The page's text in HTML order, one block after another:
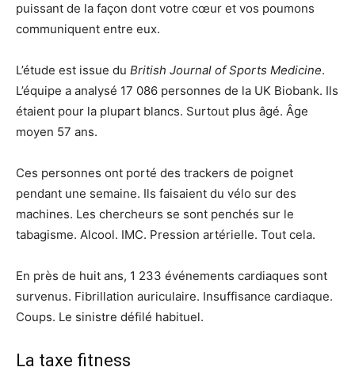
puissant de la façon dont votre cœur et vos poumons
communiquent entre eux.
L’étude est issue du British Journal of Sports Medicine.
L’équipe a analysé 17 086 personnes de la UK Biobank. Ils
étaient pour la plupart blancs. Surtout plus âgé. Âge
moyen 57 ans.
Ces personnes ont porté des trackers de poignet
pendant une semaine. Ils faisaient du vélo sur des
machines. Les chercheurs se sont penchés sur le
tabagisme. Alcool. IMC. Pression artérielle. Tout cela.
En près de huit ans, 1 233 événements cardiaques sont
survenus. Fibrillation auriculaire. Insuffisance cardiaque.
Coups. Le sinistre défilé habituel.
La taxe fitness